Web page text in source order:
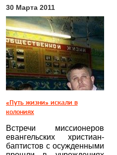
30 Марта 2011
«Путь жизни» искали в
колониях
Встречи миссионеров
евангельских христиан-
баптистов с осужденными